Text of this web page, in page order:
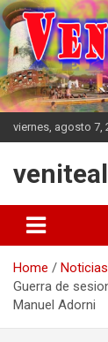
Skip
to
content
viernes, agosto 7,
Home Noticias
Guerra de
Manuel Adorni